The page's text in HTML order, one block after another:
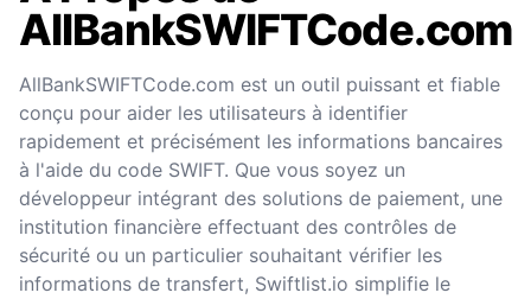
AllBankSWIFTCode.com
AllBankSWIFTCode.com est un outil puissant et fiable
conçu pour aider les utilisateurs à identifier
rapidement et précisément les informations bancaires
à l'aide du code SWIFT. Que vous soyez un
développeur intégrant des solutions de paiement, une
institution financière effectuant des contrôles de
sécurité ou un particulier souhaitant vérifier les
informations de transfert, Swiftlist.io simplifie le